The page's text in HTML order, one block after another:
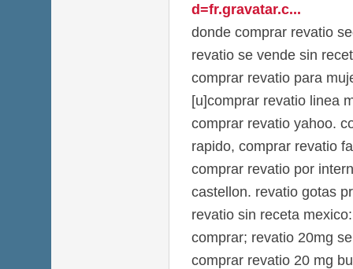
d=fr.gravatar.c...
donde comprar revatio
revatio se vende sin
comprar revatio para
[u]comprar revatio linea
comprar revatio yahoo.
rapido, comprar revatio
comprar revatio por
castellon. revatio gotas
revatio sin receta
comprar; revatio 20mg
comprar revatio 20 mg